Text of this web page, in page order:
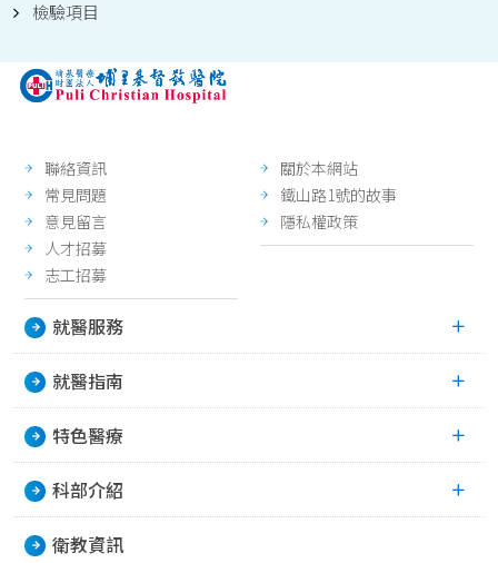
檢驗項目
聯絡資訊
常見問題
意見留言
人才招募
志工招募
關於本網站
鐵山路1號的故事
隱私權政策
就醫服務
就醫指南
特色醫療
科部介紹
衛教資訊